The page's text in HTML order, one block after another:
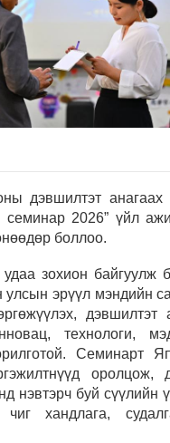
дэвшилтэт
семинар 2026” үйл
боллоо.
зохион байгуулж
улсын эрүүл мэндийн
дэвшилтэт
технологи,
Семинарт
оролцож,
нэвтэрч буй сүүлийн
чиг хандлага,